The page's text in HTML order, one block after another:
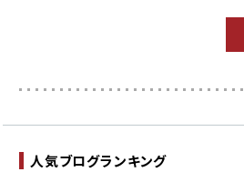
人気ブログランキング